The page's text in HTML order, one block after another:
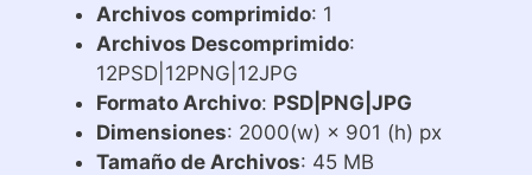
Archivos comprimido: 1
Archivos Descomprimido:
12PSD|12PNG|12JPG
Formato Archivo: PSD|PNG|JPG
Dimensiones: 2000(w) × 901 (h) px
Tamaño de Archivos: 45 MB